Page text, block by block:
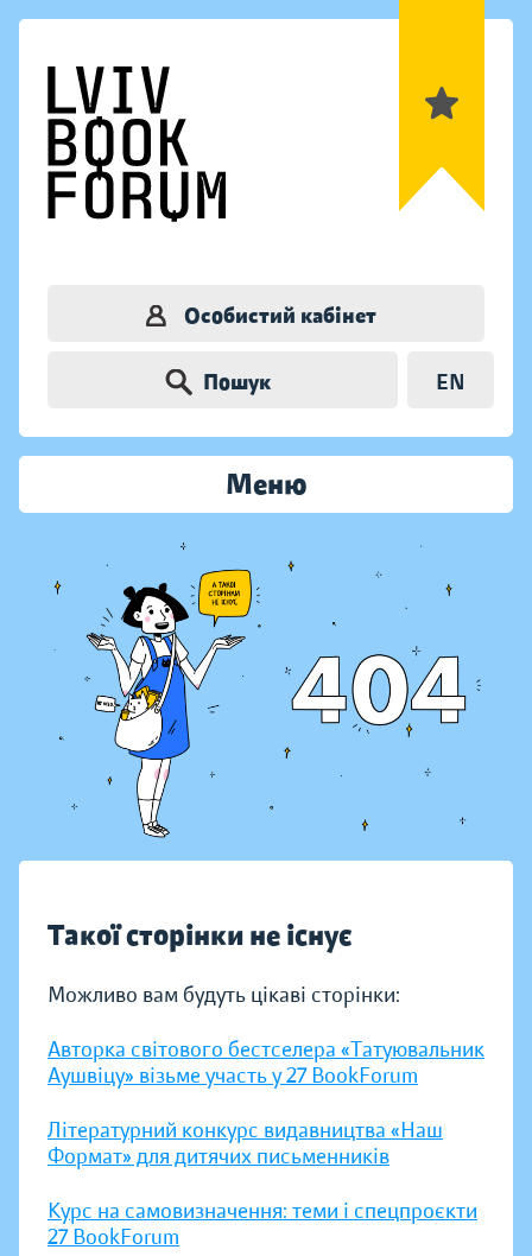
Особистий кабінет
Пошук EN
Меню
Такої сторінки не існує
Можливо вам будуть цікаві сторінки:
Авторка світового бестселера «Татуювальник
Аушвіцу» візьме участь у 27 BookForum
Літературний конкурс видавництва «Наш
Формат» для дитячих письменників
Курс на самовизначення: теми і спецпроєкти
27 BookForum